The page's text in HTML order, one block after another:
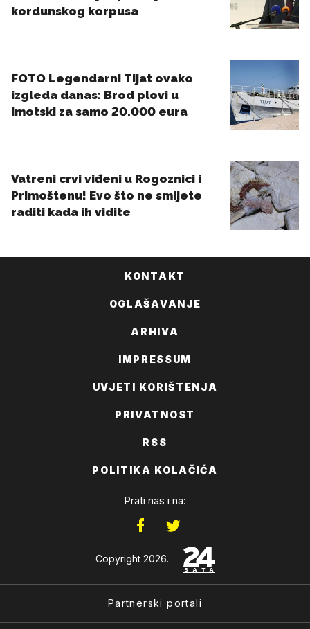
KONTAKT
OGLAŠAVANJE
ARHIVA
IMPRESSUM
UVJETI KORIŠTENJA
PRIVATNOST
RSS
POLITIKA KOLAČIĆA
Prati nas i na:
Copyright 2026.
Partnerski portali